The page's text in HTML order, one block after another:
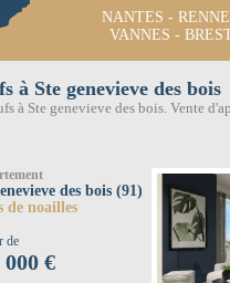
NANTES -
VANNES -
à Ste genevieve des bois
à Ste genevieve des bois. Vente
des bois (91)
de noailles
de
000 €